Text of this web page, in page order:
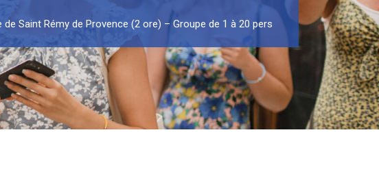
de Saint Rémy de Provence (2 ore) – Groupe de 1 à 20 pers